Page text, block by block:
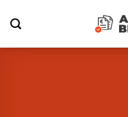
Inhalt
springen